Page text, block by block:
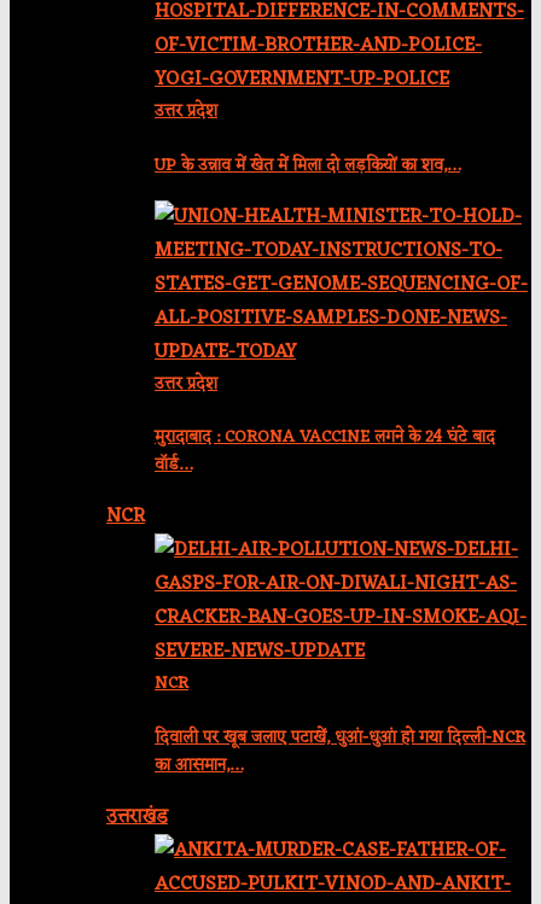
उत्तर प्रदेश
UP के उन्नाव में खेत में मिला दो लड़कियों का शव,…
उत्तर प्रदेश
मुरादाबाद : CORONA VACCINE लगने के 24 घंटे बाद
वॉर्ड…
NCR
NCR
दिवाली पर खूब जलाए पटाखें, धुआं-धुआं हो गया दिल्ली-NCR
का आसमान,…
उत्तराखंड